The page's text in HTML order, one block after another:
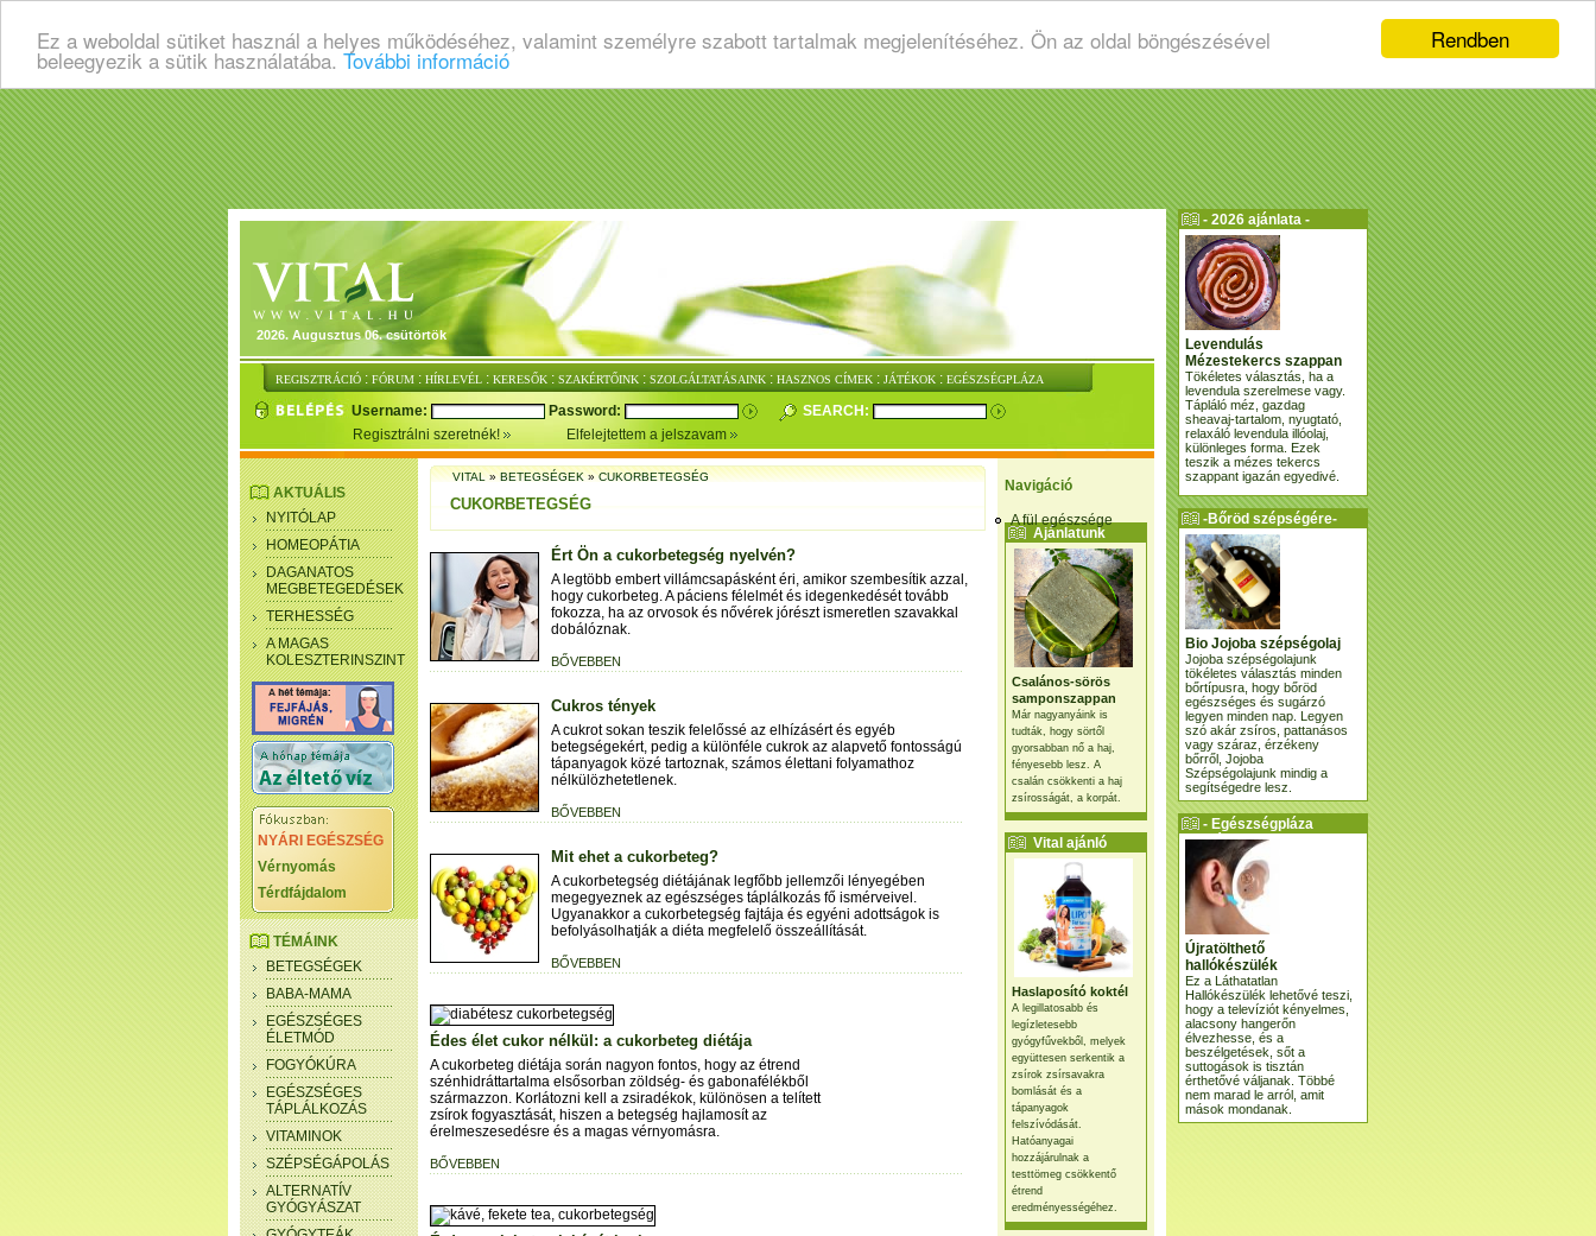
Rendben
Ez a weboldal sütiket használ a helyes működéséhez, valamint személyre szabott tartalmak megjelenítéséhez. Ön az oldal böngészésével
beleegyezik a sütik használatába. További információ
2026. Augusztus 06. csütörtök
REGISZTRÁCIÓ : FÓRUM : HÍRLEVÉL : KERESŐK : SZAKÉRTŐINK : SZOLGÁLTATÁSAINK : HASZNOS CÍMEK : JÁTÉKOK : EGÉSZSÉGPLÁZA
Username: Password:
SEARCH:
Regisztrálni szeretnék!
Elfelejtettem a jelszavam
Navigáció
A fül egészsége
Ajánlatunk
Csalános-sörös
samponszappan
Már nagyanyáink is
tudták, hogy sörtől
gyorsabban nő a haj,
fényesebb lesz. A
csalán csökkenti a haj
zsírosságát, a korpát.
Vital ajánló
Haslaposító koktél
A legillatosabb és
legízletesebb
gyógyfűvekből, melyek
együttesen serkentik a
zsírok zsírsavakra
bomlását és a
tápanyagok
felszívódását.
Hatóanyagai
hozzájárulnak a
testtömeg csökkentő
étrend
eredményességéhez.
AKTUÁLIS
NYITÓLAP
HOMEOPÁTIA
DAGANATOS
MEGBETEGEDÉSEK
TERHESSÉG
A MAGAS
KOLESZTERINSZINT
NYÁRI EGÉSZSÉG
Vérnyomás
Térdfájdalom
TÉMÁINK
BETEGSÉGEK
BABA-MAMA
EGÉSZSÉGES
ÉLETMÓD
FOGYÓKÚRA
EGÉSZSÉGES
TÁPLÁLKOZÁS
VITAMINOK
SZÉPSÉGÁPOLÁS
ALTERNATÍV
GYÓGYÁSZAT
VITAL»BETEGSÉGEK»CUKORBETEGSÉG
CUKORBETEGSÉG
Ért Ön a cukorbetegség nyelvén?
A legtöbb embert villámcsapásként éri, amikor szembesítik azzal,
hogy cukorbeteg. A páciens félelmét és idegenkedését tovább
fokozza, ha az orvosok és nővérek jórészt ismeretlen szavakkal
dobálóznak.
BŐVEBBEN
Cukros tények
A cukrot sokan teszik felelőssé az elhízásért és egyéb
betegségekért, pedig a különféle cukrok az alapvető fontosságú
tápanyagok közé tartoznak, számos élettani folyamathoz
nélkülözhetetlenek.
BŐVEBBEN
Mit ehet a cukorbeteg?
A cukorbetegség diétájának legfőbb jellemzői lényegében
megegyeznek az egészséges táplálkozás fő ismérveivel.
Ugyanakkor a cukorbetegség fajtája és egyéni adottságok is
befolyásolhatják a diéta megfelelő összeállítását.
BŐVEBBEN
Édes élet cukor nélkül: a cukorbeteg diétája
A cukorbeteg diétája során nagyon fontos, hogy az étrend
szénhidráttartalma elsősorban zöldség- és gabonafélékből
származzon. Korlátozni kell a zsiradékok, különösen a telített
zsírok fogyasztását, hiszen a betegség hajlamosít az
érelmeszesedésre és a magas vérnyomásra.
BŐVEBBEN
- 2026 ajánlata -
Levendulás
Mézestekercs szappan
Tökéletes választás, ha a
levendula szerelmese vagy.
Tápláló méz, gazdag
sheavaj-tartalom, nyugtató,
relaxáló levendula illóolaj,
különleges forma. Ezek
teszik a mézes tekercs
szappant igazán egyedivé.
-Bőröd szépségére-
Bio Jojoba szépségolaj
Jojoba szépségolajunk
tökéletes választás minden
bőrtípusra, hogy bőröd
egészséges és sugárzó
legyen minden nap. Legyen
szó akár zsíros, pattanásos
vagy száraz, érzékeny
bőrről, Jojoba
Szépségolajunk mindig a
segítségedre lesz.
- Egészségpláza
ajánlatunk -
Újratölthető
hallókészülék
Ez a Láthatatlan
Hallókészülék lehetővé teszi,
hogy a televíziót kényelmes,
alacsony hangerőn
élvezhesse, és a
beszélgetések, sőt a
suttogások is tisztán
érthetővé váljanak. Többé
nem marad le arról, amit
mások mondanak.